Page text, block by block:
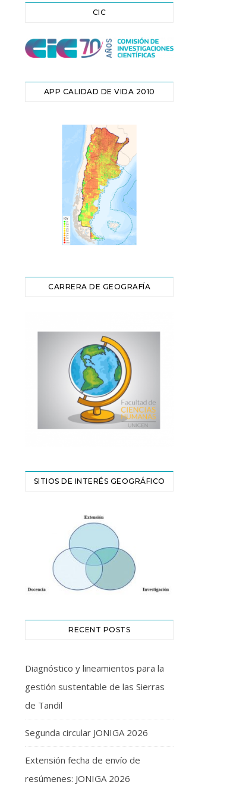
CIC
APP CALIDAD DE VIDA 2010
CARRERA DE GEOGRAFÍA
SITIOS DE INTERÉS GEOGRÁFICO
RECENT POSTS
Diagnóstico y lineamientos para la
gestión sustentable de las Sierras
de Tandil
Segunda circular JONIGA 2026
Extensión fecha de envío de
resúmenes: JONIGA 2026